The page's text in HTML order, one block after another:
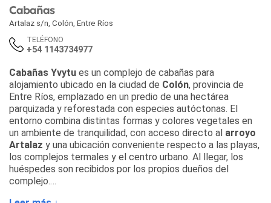
Cabañas
Artalaz s/n Colón Entre Ríos
TELÉFONO
+54 1143734977
Cabañas Yvytu es un complejo de cabañas para
alojamiento ubicado en la ciudad de Colón, provincia de
Entre Ríos, emplazado en un predio de una hectárea
parquizada y reforestada con especies autóctonas. El
entorno combina distintas formas y colores vegetales en
un ambiente de tranquilidad, con acceso directo al arroyo
Artalaz y una ubicación conveniente respecto a las playas,
los complejos termales y el centro urbano. Al llegar, los
huéspedes son recibidos por los propios dueños del
complejo.